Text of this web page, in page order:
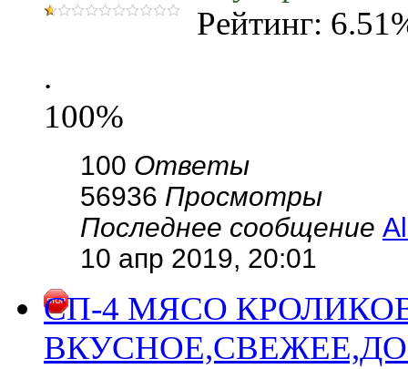
Рейтинг:
.
100%
100 Ответы
56936 Просмотры
Последнее сообщение
10 апр 2019, 20:01
СП-4 МЯСО